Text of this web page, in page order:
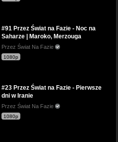
#91 Przez Świat na Fazie - Noc na
Saharze | Maroko, Merzouga
Przez Świat Na Fazie
1080p
#23 Przez Świat na Fazie - Pierwsze
dni w Iranie
Przez Świat Na Fazie
1080p